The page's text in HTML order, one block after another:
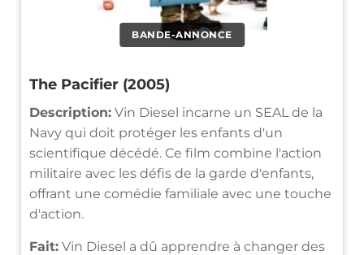
BANDE-ANNONCE
The Pacifier (2005)
Description: Vin Diesel incarne un SEAL de la
Navy qui doit protéger les enfants d'un
scientifique décédé. Ce film combine l'action
militaire avec les défis de la garde d'enfants,
offrant une comédie familiale avec une touche
d'action.
Fait: Vin Diesel a dû apprendre à changer des